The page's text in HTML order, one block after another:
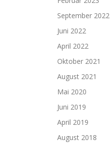
September 2022
Juni 2022
April 2022
Oktober 2021
August 2021
Mai 2020
Juni 2019
April 2019
August 2018